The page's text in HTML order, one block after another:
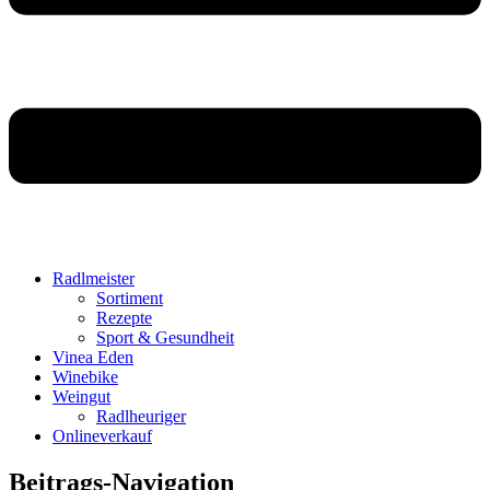
Radlmeister
Sortiment
Rezepte
Sport & Gesundheit
Vinea Eden
Winebike
Weingut
Radlheuriger
Onlineverkauf
Beitrags-Navigation